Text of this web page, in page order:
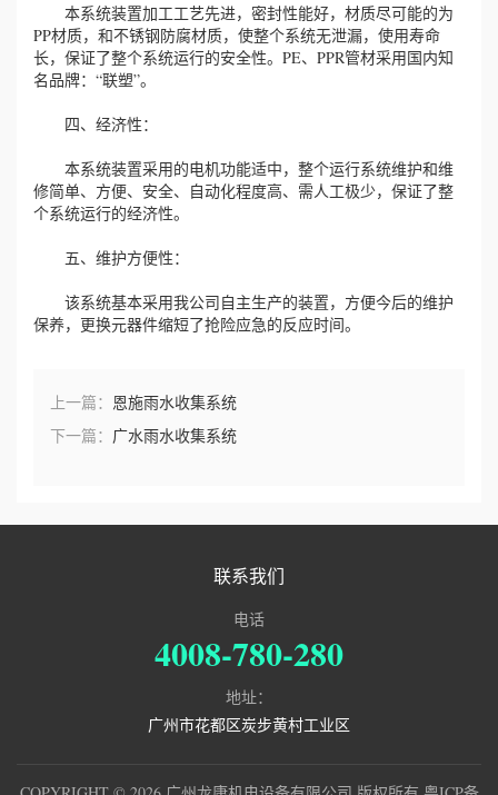
本系统装置加工工艺先进，密封性能好，材质尽可能的为
PP材质，和不锈钢防腐材质，使整个系统无泄漏，使用寿命
长，保证了整个系统运行的安全性。PE、PPR管材采用国内知
名品牌：“联塑”。
四、经济性：
本系统装置采用的电机功能适中，整个运行系统维护和维
修简单、方便、安全、自动化程度高、需人工极少，保证了整
个系统运行的经济性。
五、维护方便性：
该系统基本采用我公司自主生产的装置，方便今后的维护
保养，更换元器件缩短了抢险应急的反应时间。
上一篇： 恩施雨水收集系统
下一篇： 广水雨水收集系统
联系我们
电话
4008-780-280
地址：
广州市花都区炭步黄村工业区